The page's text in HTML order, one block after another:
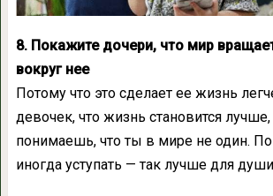
8. Покажите дочери, что мир
вокруг нее
Потому что это сделает ее жизнь
девочек, что жизнь становится
понимаешь, что ты в мире не один.
иногда уступать — так лучше для